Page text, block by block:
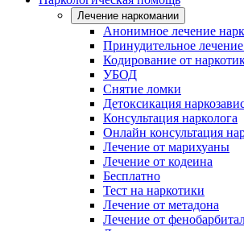
Лечение наркомании
Анонимное лечение
Принудительное
Кодирование от
УБОД
Снятие ломки
Детоксикация
Консультация нарколога
Онлайн консультация
Лечение от марихуаны
Лечение от кодеина
Бесплатно
Тест на наркотики
Лечение от метадона
Лечение от